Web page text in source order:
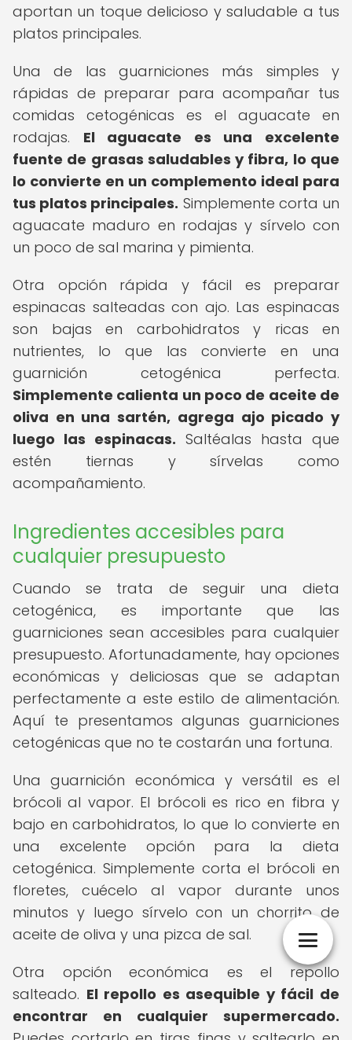
aportan un toque delicioso y saludable a tus
platos principales.
Una de las guarniciones más simples y
rápidas de preparar para acompañar tus
comidas cetogénicas es el aguacate en
rodajas. El aguacate es una excelente
fuente de grasas saludables y fibra, lo que
lo convierte en un complemento ideal para
tus platos principales. Simplemente corta un
aguacate maduro en rodajas y sírvelo con
un poco de sal marina y pimienta.
Otra opción rápida y fácil es preparar
espinacas salteadas con ajo. Las espinacas
son bajas en carbohidratos y ricas en
nutrientes, lo que las convierte en una
guarnición cetogénica perfecta.
Simplemente calienta un poco de aceite de
oliva en una sartén, agrega ajo picado y
luego las espinacas. Saltéalas hasta que
estén tiernas y sírvelas como
acompañamiento.
Ingredientes accesibles para
cualquier presupuesto
Cuando se trata de seguir una dieta
cetogénica, es importante que las
guarniciones sean accesibles para cualquier
presupuesto. Afortunadamente, hay opciones
económicas y deliciosas que se adaptan
perfectamente a este estilo de alimentación.
Aquí te presentamos algunas guarniciones
cetogénicas que no te costarán una fortuna.
Una guarnición económica y versátil es el
brócoli al vapor. El brócoli es rico en fibra y
bajo en carbohidratos, lo que lo convierte en
una excelente opción para la dieta
cetogénica. Simplemente corta el brócoli en
floretes, cuécelo al vapor durante unos
minutos y luego sírvelo con un chorrito de
aceite de oliva y una pizca de sal.
Otra opción económica es el repollo
salteado. El repollo es asequible y fácil de
encontrar en cualquier supermercado.